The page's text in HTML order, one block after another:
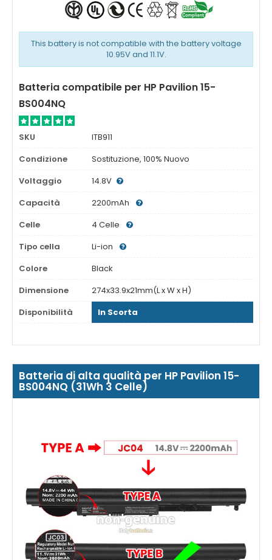
This battery is not compatible with the battery voltage
10.95V and 11.1V.
Batteria compatibile per HP Pavilion 15-
BS004NQ
SKU
ITB911
Condizione
Sostituzione, 100% Nuovo
Voltaggio
14.8V
Capacità
2200mAh
Celle
4 Celle
Tipo cella
Li-ion
Colore
Black
Dimensione
274x33.9x21mm(L x W x H)
Disponibilità
In Scorta
Batteria di alta qualità per HP Pavilion 15-
BS004NQ (31Wh 3 Celle)